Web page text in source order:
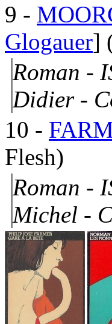
9 -
Glogauer]
Roman -
Didier -
10 -
Flesh)
Roman -
Michel -